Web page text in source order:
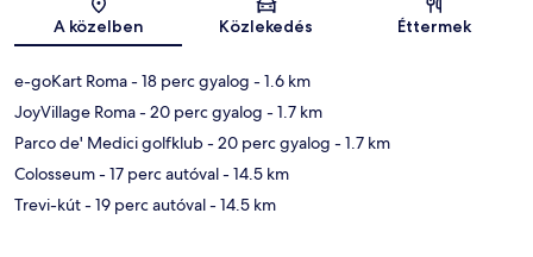
Térkép
A közelben Közlekedés Éttermek
e-goKart Roma- 18 perc gyalog - 1.6 km
JoyVillage Roma- 20 perc gyalog - 1.7 km
Parco de' Medici golfklub- 20 perc gyalog - 1.7 km
Colosseum- 17 perc autóval- 14.5 km
Trevi-kút- 19 perc autóval- 14.5 km